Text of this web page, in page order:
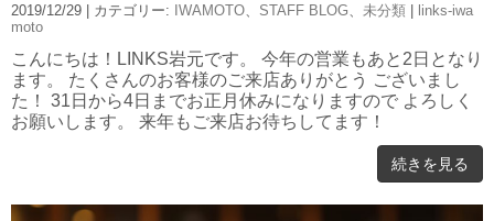
2019/12/29 | カテゴリー: IWAMOTO STAFF BLOG 未分類 | links-iwa
moto
こんにちは！LINKS岩元です。 今年の営業もあと2日となり
ます。 たくさんのお客様のご来店ありがとう ございまし
た！ 31日から4日までお正月休みになりますので よろしく
お願いします。 来年もご来店お待ちしてます！
続きを見る